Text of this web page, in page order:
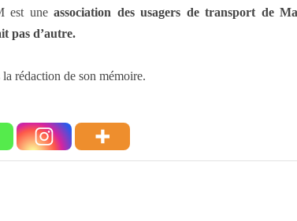
est une association des usagers de transport de
pas d’autre.
rédaction de son mémoire.